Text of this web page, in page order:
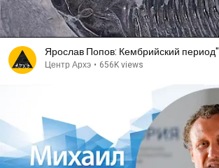
Ярослав Попов: Кембрийский период"
Центр Архэ • 656K views